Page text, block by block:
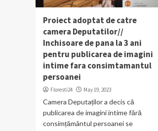
Proiect adoptat de catre
camera Deputatilor//
Inchisoare de pana la 3 ani
pentru publicarea de imagini
intime fara consimtamantul
persoanei
Floresti24 May 19, 2023
Camera Deputaților a decis că
publicarea de imagini intime fără
consimțământul persoanei se